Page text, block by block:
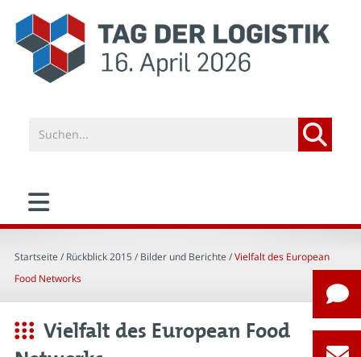
Startseite / Rückblick 2015 / Bilder und Berichte /Vielfalt des European
Food Networks
Vielfalt des European Food